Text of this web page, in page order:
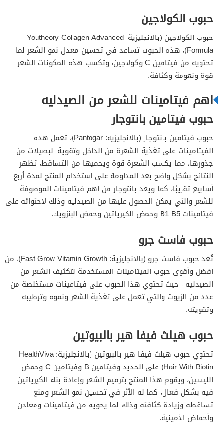
حبوب الكولاجين
حبوب الكولاجين (بالانجليزية: Youtheory Collagen Advanced
Formula)، هذه الحبوب تساعد في تحسين معدل نمو الشعر لما
تحتويه من فيتامين C وكولاجين، وتكسب هذه المكونات الشعر
قوة ونعومة وكثافة.
اهم فيتامينات للشعر من الصيدليه
حبوب فيتامين بانتوجار
حبوب فيتامين بانتوجار (بالانجليزية: Pantogar)، تعمل هذه
الفيتامينات على تغذية الشعرة من الداخل وتقوية البصيلات من
جذورها، مما يكسب الشعرة قوة ويحميها من التساقط، تظهر
النتائج بشكل واضح بعد المداومة على استخدام المنتج لمدة أربع
أسابيع تقريبًا، كما ويعد بانتوجار من اهم فيتامينات الموصوفة
للشعر والتي يمكن الحصول عليها من الصيدليه وذلك لاحتوائه على
فيتامينات B1 B5 وحمض الكيرياتين وحمض البنزويك.
حبوب فاست جرو
تُعد حبوب فاست جرو (بالانجليزية: Fast Grow Vitamin Growth)، من
افضل وأقوى حبوب الفيتامينات المستخدمة لتكثيف الشعر من
الصيدليه ، حيث تحتوي هذا الحبوب على فيتامينات مستخلصة من
عدد من الزيوت والتي تعمل على تغذية الشعر ونموه وترطيبه
وتقويته.
حبوب هيلث فيفا هير بالبيوتين
تحتوي حبوب هيلث فيفا هير بالبيوتين (بالانجليزية: HealthViva
Hair With Biotin) على الحديد وفيتامين B وفيتامين C وحمض
الليسين، ويقوم هذا المنتج بترميم الشعر وإعادة بناء الكيرياتين
فيه بشكل فعال، كما له الأثر في تحسين نمو الشعر ومنع
تساقطه وزيادة كثافته وذلك لما يحويه من فيتامينات ومعادن
وأحماض الأمينية.